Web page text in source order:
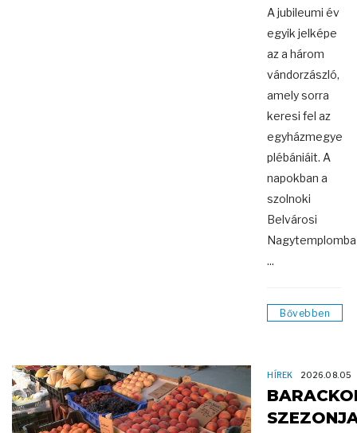
A jubileumi év
egyik jelképe
az a három
vándorzászló,
amely sorra
keresi fel az
egyházmegye
plébániáit. A
napokban a
szolnoki
Belvárosi
Nagytemplomba
...
Bővebben
HÍREK 2026.08.05